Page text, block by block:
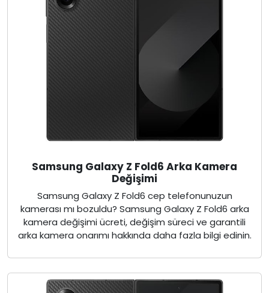
Samsung Galaxy Z Fold6 Arka Kamera
Değişimi
Samsung Galaxy Z Fold6 cep telefonunuzun
kamerası mı bozuldu? Samsung Galaxy Z Fold6 arka
kamera değişimi ücreti, değişim süreci ve garantili
arka kamera onarımı hakkında daha fazla bilgi edinin.